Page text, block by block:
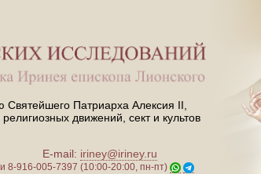
Святейшего Патриарха Алексия II,
движений, сект и культов
E-mail: iriney@iriney.ru
8-916-005-7397 (10:00-20:00, пн-пт)